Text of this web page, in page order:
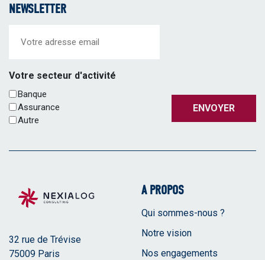
NEWSLETTER
Votre secteur d'activité
Banque
Assurance
Autre
ENVOYER
32 rue de Trévise
75009 Paris
A PROPOS
Qui sommes-nous ?
Notre vision
Nos engagements